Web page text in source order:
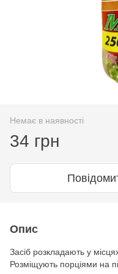
Немає в наявності
34 грн
Опис
Засіб розкладають у
Розміщують порціями на